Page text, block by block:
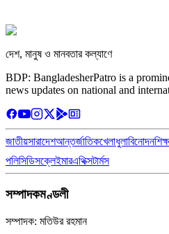
দেশ, মানুষ ও মানবতার কল্যাণে
BDP: BangladesherPatro is a
news updates on national and
জাতীয়সারাদেশআন্তর্জাতিকখেলাধুলাবিনোদন
পলিসিডিসক্লেইমারএথিক্সটার্মস
সম্পাদকমণ্ডলী
সম্পাদক: মতিউর রহমান